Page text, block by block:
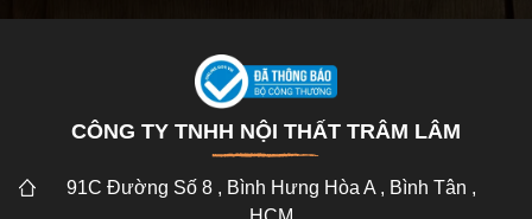
CÔNG TY TNHH NỘI THẤT TRÂM LÂM
91C Đường Số 8 , Bình Hưng Hòa A , Bình Tân ,